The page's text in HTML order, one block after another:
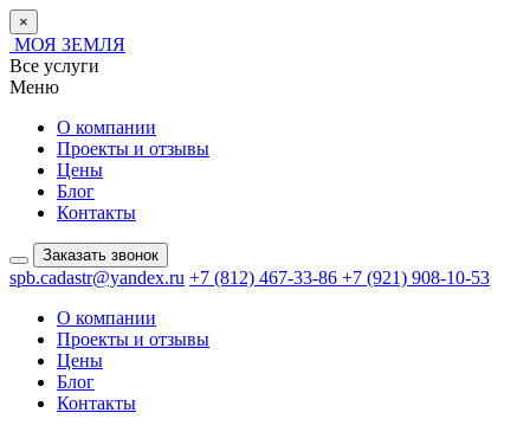
×
МОЯ ЗЕМЛЯ
Все услуги
Меню
О компании
Проекты и отзывы
Цены
Блог
Контакты
Заказать звонок
spb.cadastr@yandex.ru +7 (812) 467-33-86 +7 (921) 908-10-53
О компании
Проекты и отзывы
Цены
Блог
Контакты